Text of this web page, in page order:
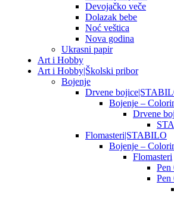
Devojačko veče
Dolazak bebe
Noć veštica
Nova godina
Ukrasni papir
Art i Hobby
Art i Hobby|Školski pribor
Bojenje
Drvene
Bojenje –
Drvene
Flomasteri|STABILO
Bojenje –
Flomasteri
Pen
Pen